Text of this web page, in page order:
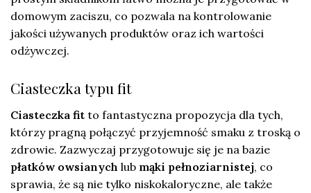
domowym zaciszu, co pozwala na kontrolowanie
jakości używanych produktów oraz ich wartości
odżywczej.
Ciasteczka typu fit
Ciasteczka fit to fantastyczna propozycja dla tych,
którzy pragną połączyć przyjemność smaku z troską o
zdrowie. Zazwyczaj przygotowuje się je na bazie
płatków owsianych lub mąki pełnoziarnistej, co
sprawia, że są nie tylko niskokaloryczne, ale także